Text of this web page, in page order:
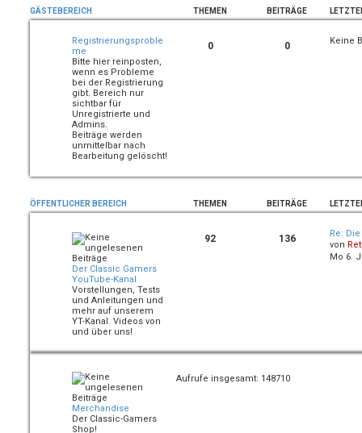
GÄSTEBEREICH THEMEN BEITRÄGE
Registrierungsproble
me
Bitte hier reinposten,
wenn es Probleme
bei der Registrierung
gibt. Bereich nur
sichtbar für
Unregistrierte und
Admins.
Beiträge werden
unmittelbar nach
Bearbeitung gelöscht!
0 0 Keine
ÖFFENTLICHER BEREICH THEMEN BEITRÄGE
Der Classic Gamers
YouTube-Kanal
Vorstellungen, Tests
und Anleitungen und
mehr auf unserem
YT-Kanal. Videos von
und über uns!
92 136
Re:
von
Mo 6.
Merchandise
Der Classic-Gamers
Shop!
Aufrufe insgesamt: 148710